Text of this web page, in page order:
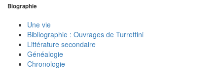
Biographie
Une vie
Bibliographie : Ouvrages de Turrettini
Littérature secondaire
Généalogie
Chronologie